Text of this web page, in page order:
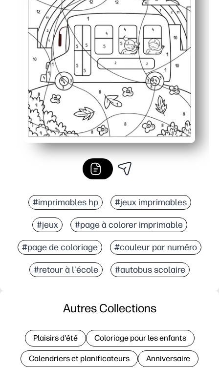
#imprimables hp #jeux imprimables
#jeux #page à colorer imprimable
#page de coloriage #couleur par numéro
#retour à l'école #autobus scolaire
Autres Collections
Plaisirs d'été Coloriage pour les enfants
Calendriers et planificateurs Anniversaire